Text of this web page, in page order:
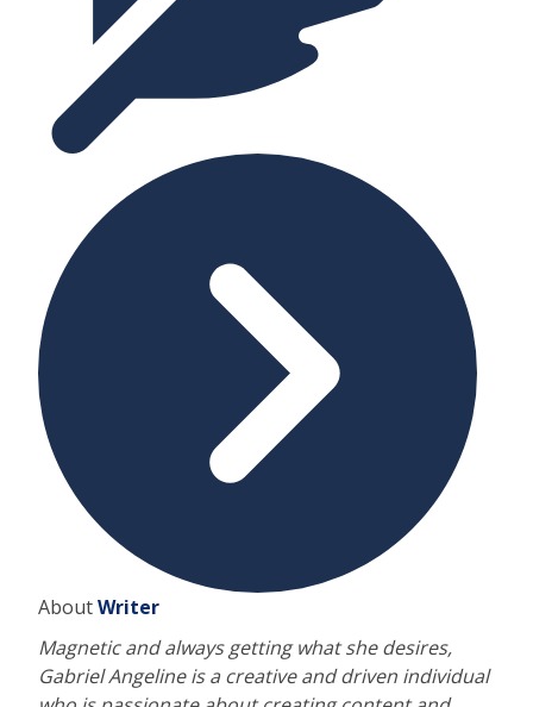
AboutWriter
Magnetic and always getting what she desires,
Gabriel Angeline is a creative and driven individual